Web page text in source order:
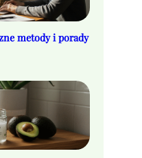
metody i porady